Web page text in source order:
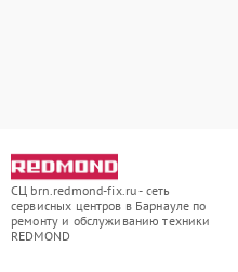
СЦ brn.redmond-fix.ru - сеть
сервисных центров в Барнауле по
ремонту и обслуживанию техники
REDMOND